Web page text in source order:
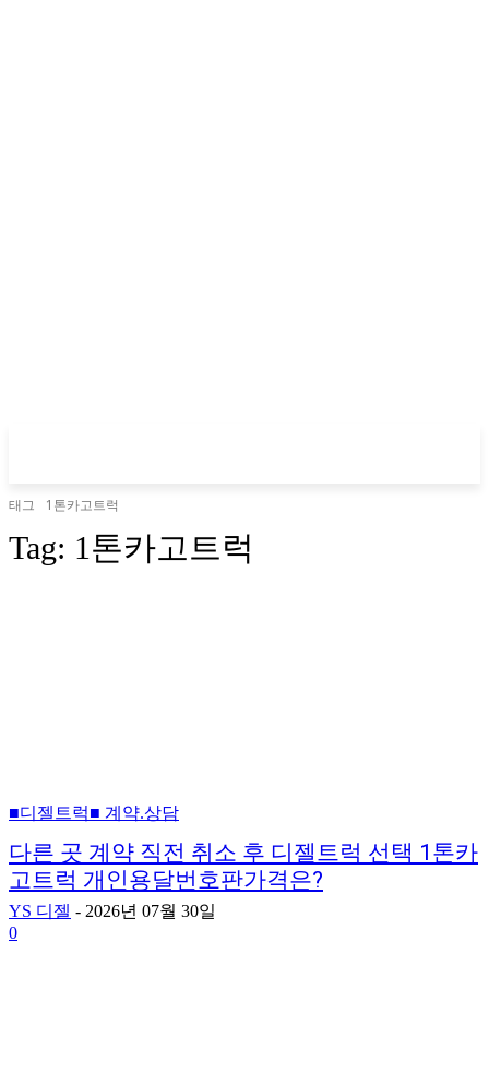
태그 1톤카고트럭
Tag: 1톤카고트럭
■디젤트럭■ 계약.상담
다른 곳 계약 직전 취소 후 디젤트럭 선택 1톤카
고트럭 개인용달번호판가격은?
YS 디젤 - 2026년 07월 30일
0